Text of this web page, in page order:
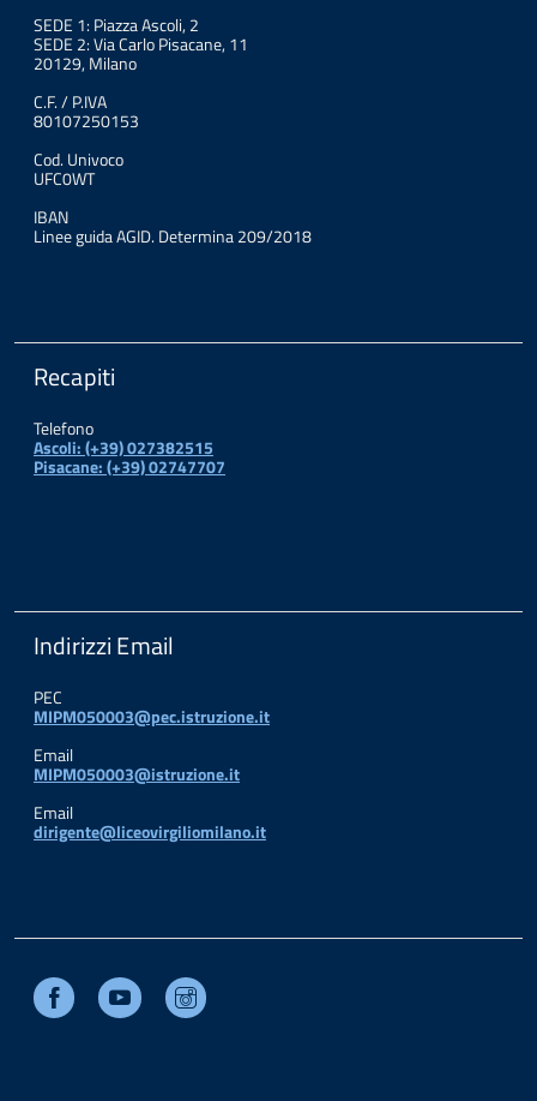
SEDE 1: Piazza Ascoli, 2
SEDE 2: Via Carlo Pisacane, 11
20129, Milano
C.F. / P.IVA
80107250153
Cod. Univoco
UFC0WT
IBAN
Linee guida AGID. Determina 209/2018
Recapiti
Telefono
Ascoli: (+39) 027382515
Pisacane: (+39) 02747707
Indirizzi Email
PEC
MIPM050003@pec.istruzione.it
Email
MIPM050003@istruzione.it
Email
dirigente@liceovirgiliomilano.it
Facebook Youtube